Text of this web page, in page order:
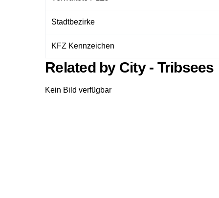
Stadtbezirke
KFZ Kennzeichen
Related by City - Tribsees
Kein Bild verfügbar